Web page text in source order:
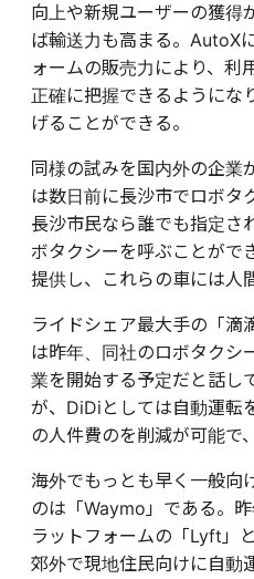
向上や新規ユーザーの獲得
ば輸送力も高まる。AutoX
ォームの販売力により、利
正確に把握できるようにな
げることができる。
同様の試みを国内外の企業
は数日前に長沙市でロボタ
長沙市民なら誰でも指定さ
ボタクシーを呼ぶことがで
提供し、これらの車には人
ライドシェア最大手の「滴
は昨年、同社のロボタク
業を開始する予定だと話し
が、DiDiとしては自動運転
の人件費のを削減が可能で
海外でもっとも早く一般向
のは「Waymo」である。
ラットフォームの「Lyft」
郊外で現地住民向けに自動